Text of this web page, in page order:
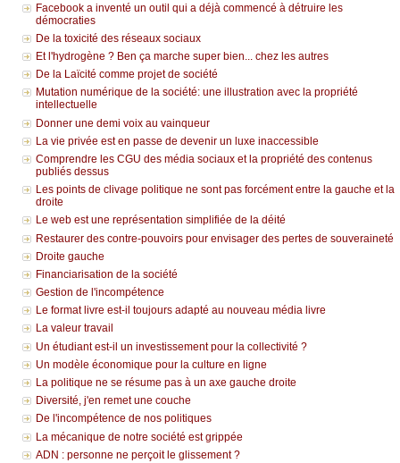
Facebook a inventé un outil qui a déjà commencé à détruire les
démocraties
De la toxicité des réseaux sociaux
Et l'hydrogène ? Ben ça marche super bien... chez les autres
De la Laïcité comme projet de société
Mutation numérique de la société: une illustration avec la propriété
intellectuelle
Donner une demi voix au vainqueur
La vie privée est en passe de devenir un luxe inaccessible
Comprendre les CGU des média sociaux et la propriété des contenus
publiés dessus
Les points de clivage politique ne sont pas forcément entre la gauche et la
droite
Le web est une représentation simplifiée de la déité
Restaurer des contre-pouvoirs pour envisager des pertes de souveraineté
Droite gauche
Financiarisation de la société
Gestion de l'incompétence
Le format livre est-il toujours adapté au nouveau média livre
La valeur travail
Un étudiant est-il un investissement pour la collectivité ?
Un modèle économique pour la culture en ligne
La politique ne se résume pas à un axe gauche droite
Diversité, j'en remet une couche
De l'incompétence de nos politiques
La mécanique de notre société est grippée
ADN : personne ne perçoit le glissement ?